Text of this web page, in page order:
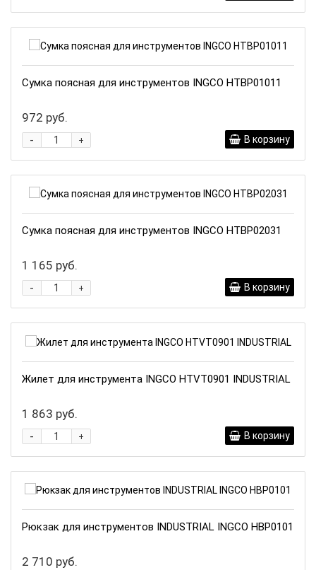
Сумка поясная для инструментов INGCO HTBP01011
972 руб.
+
- В корзину
Сумка поясная для инструментов INGCO HTBP02031
1 165 руб.
+
- В корзину
Жилет для инструмента INGCO HTVT0901 INDUSTRIAL
1 863 руб.
+
- В корзину
Рюкзак для инструментов INDUSTRIAL INGCO HBP0101
2 710 руб.